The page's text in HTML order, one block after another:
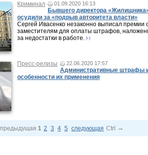
Криминал 01.09.2020 16:13
Бывшего директора
осудили за «подрыв авторитета власти»
Сергей Ивасенко незаконно выписал премии
заместителям для оплаты штрафов,
за недостатки в работе.
Пресс-релизы 22.06.2020 17:57
Административные штрафы
особенности их применения
предыдущая 1 2 3 4 5 следующая Ctrl →